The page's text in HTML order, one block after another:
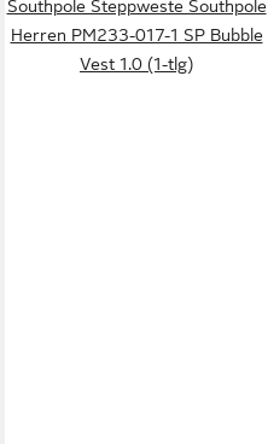
Southpole Steppweste Southpole
Herren PM233-017-1 SP Bubble
Vest 1.0 (1-tlg)